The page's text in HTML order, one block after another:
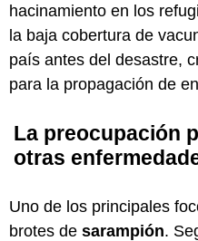
hacinamiento en los
la baja cobertura de
país antes del desastre,
para la propagación de
La preocupación
otras
Uno de los principales
brotes de sarampión.